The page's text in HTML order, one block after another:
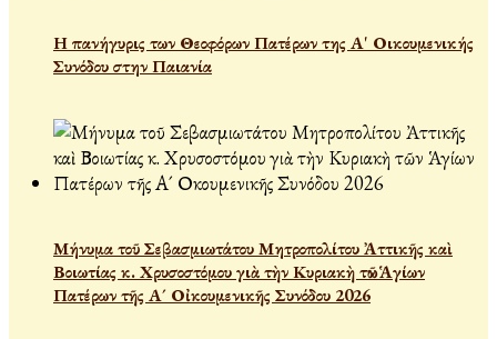
Η πανήγυρις των Θεοφόρων Πατέρων της Α' Οικουμενικής
Συνόδου στην Παιανία
Μήνυμα τοῦ Σεβασμιωτάτου Μητροπολίτου Ἀττικῆς καὶ
Βοιωτίας κ. Χρυσοστόμου γιὰ τὴν Κυριακὴ τῶν Ἁγίων
Πατέρων τῆς Α´ Οἰκουμενικῆς Συνόδου 2026